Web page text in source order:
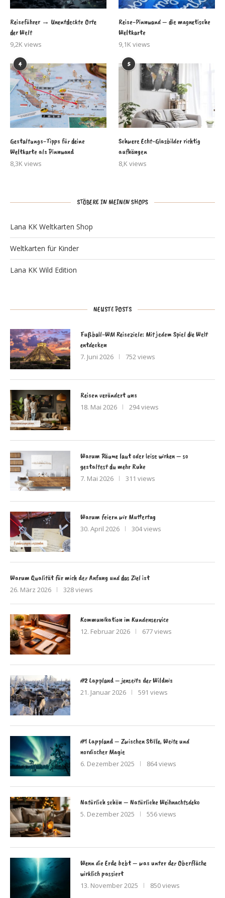
Reiseführer → Unentdeckte Orte
der Welt
9,2K views
Reise-Pinnwand – die magnetische
Weltkarte
9,1K views
4
Gestaltungs-Tipps für deine
Weltkarte als Pinnwand
8,3K views
5
Schwere Echt-Glasbilder richtig
aufhängen
8,K views
STÖBERE IN MEINEN SHOPS
Lana KK Weltkarten Shop
Weltkarten für Kinder
Lana KK Wild Edition
NEUSTE POSTS
Fußball-WM Reiseziele: Mit jedem Spiel die Welt
entdecken
7. Juni 2026 752 views
Reisen verändert uns
18. Mai 2026 294 views
Warum Räume laut oder leise wirken – so
gestaltest du mehr Ruhe
7. Mai 2026 311 views
Warum feiern wir Muttertag
30. April 2026 304 views
Warum Qualität für mich der Anfang und das Ziel ist
26. März 2026 328 views
Kommunikation im Kundenservice
12. Februar 2026 677 views
#2 Lappland – jenseits der Wildnis
21. Januar 2026 591 views
#1 Lappland – Zwischen Stille, Weite und
nordischer Magie
6. Dezember 2025 864 views
Natürlich schön – Natürliche Weihnachtsdeko
5. Dezember 2025 556 views
Wenn die Erde bebt – was unter der Oberfläche
wirklich passiert
13. November 2025 850 views